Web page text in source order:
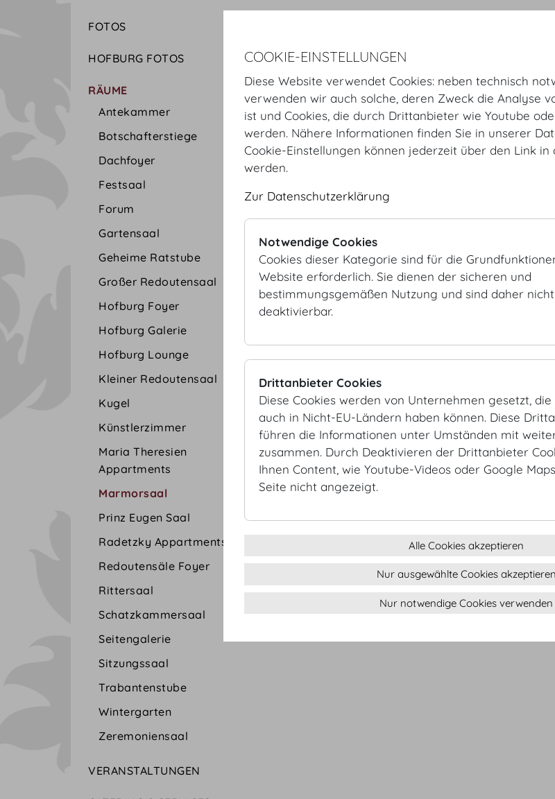
FOTOS
HOFBURG FOTOS
RÄUME
Antekammer
Botschafterstiege
Dachfoyer
Festsaal
Forum
Gartensaal
Geheime Ratstube
Großer Redoutensaal
Hofburg Foyer
Hofburg Galerie
Hofburg Lounge
Kleiner Redoutensaal
Kugel
Künstlerzimmer
Maria Theresien
Appartments
Marmorsaal
Prinz Eugen Saal
Radetzky Appartments
Redoutensäle Foyer
Rittersaal
Schatzkammersaal
Seitengalerie
Sitzungssaal
Trabantenstube
Wintergarten
Zeremoniensaal
VERANSTALTUNGEN
Marmorsaal
Virtuelle Tour starten
GALERIE
Marmorsaal Marmorsaal
Marmorsaal Marmorsaal
COOKIE-EINSTELLUNGEN
Diese Website verwendet Cookies: neben technisch
verwenden wir auch solche, deren Zweck die Analyse
ist und Cookies, die durch Drittanbieter wie Youtube
werden. Nähere Informationen finden Sie in unserer
Cookie-Einstellungen können jederzeit über den Link in
werden.
Zur Datenschutzerklärung
Notwendige Cookies
Cookies dieser Kategorie sind für die
Website erforderlich. Sie dienen der sicheren und
bestimmungsgemäßen Nutzung und sind daher nicht
deaktivierbar.
Drittanbieter Cookies
Diese Cookies werden von Unternehmen gesetzt, die
auch in Nicht-EU-Ländern haben können. Diese
führen die Informationen unter Umständen mit
zusammen. Durch Deaktivieren der Drittanbieter
Ihnen Content, wie Youtube-Videos oder Google
Seite nicht angezeigt.
Alle Cookies akzeptieren
Nur ausgewählte Cookies akzeptieren
Nur notwendige Cookies verwenden